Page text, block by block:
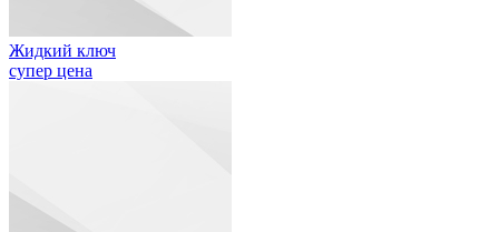
Жидкий ключ
супер цена